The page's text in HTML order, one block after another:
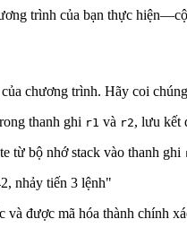
trình của bạn thực
chương trình. Hãy coi
thanh ghi r1 và r2, lưu kết
từ bộ nhớ stack vào thanh ghi
nhảy tiến 3 lệnh"
và được mã hóa thành chính